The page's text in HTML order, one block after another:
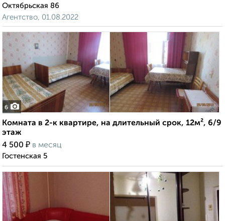
Октябрьская 86
Агентство, 01.08.2022
6
Комната в 2-к квартире, на длительный срок, 12м², 6/9
этаж
4 500 ₽ в месяц
Гостенская 5